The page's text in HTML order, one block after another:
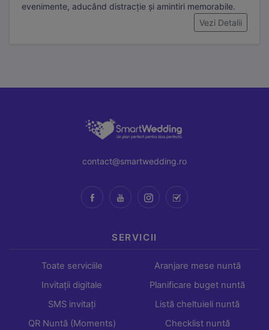
evenimente, aducând distracție și amintiri memorabile.
Vezi Detalii
contact@smartwedding.ro
SERVICII
Toate serviciile
Invitații digitale
SMS invitați
QR Nuntă (Moments)
Aranjare mese nuntă
Planificare buget nuntă
Listă cheltuieli nuntă
Checklist nuntă
Cookie-urile de marketing sunt folosite pentru a urmări
vizitatorii pe site-uri web și a afișa reclame relevante.
Folosim Meta (Facebook) Pixel și TikTok Pixel.